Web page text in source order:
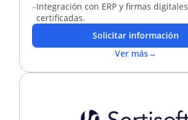
–Integración con ERP y firmas digitales
certificadas.
Solicitar información
Ver más→